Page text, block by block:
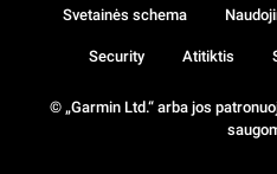
© „Garmin Ltd.“ arba jos
Svetainės schema
Security Atitiktis